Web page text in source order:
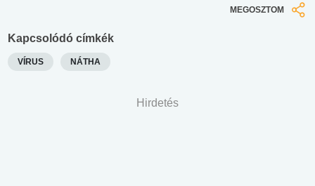
MEGOSZTOM
Kapcsolódó címkék
VÍRUS NÁTHA
Hirdetés